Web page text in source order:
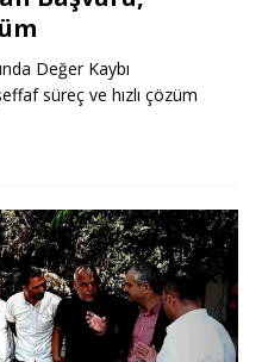
Değer Kaybı
süreç ve hızlı çözüm